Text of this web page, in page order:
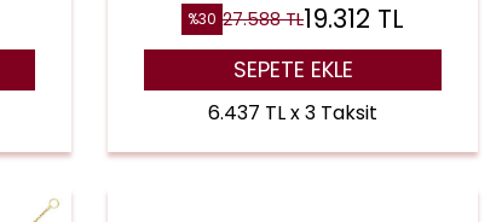
%30 27.588TL19.312 TL
SEPETE EKLE
6.437 TL x 3 Taksit